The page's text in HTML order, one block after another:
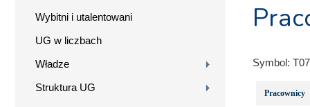
Wybitni i utalentowani
UG w liczbach
Władze
Struktura UG
Symbol:
Pracownicy